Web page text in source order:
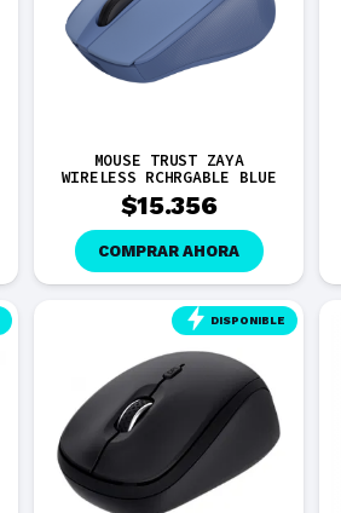
MOUSE TRUST ZAYA
WIRELESS RCHRGABLE BLUE
$15.356
COMPRAR AHORA
DISPONIBLE